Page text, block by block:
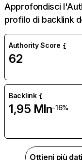
Approfondisci
profilo di backlink
Authority Score
62
Backlink
1,95 Mln-16%
Ottieni più